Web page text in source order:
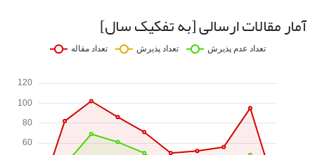
آمار مقالات ارسالی [به تفکیک سال]